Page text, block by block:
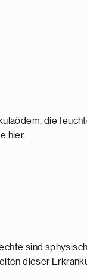
die
hier.
sind
dieser